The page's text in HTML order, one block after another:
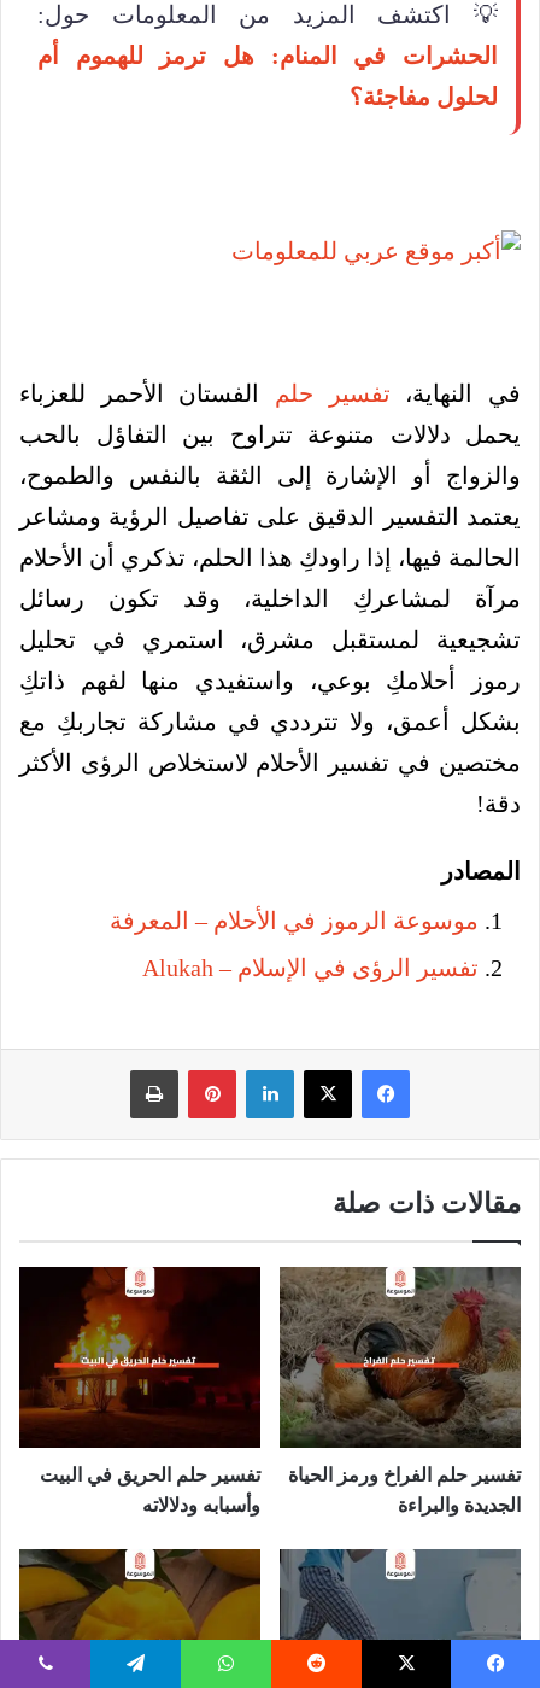
💡 اكتشف المزيد من المعلومات حول:
الحشرات في المنام: هل ترمز للهموم أم
لحلول مفاجئة؟
في النهاية، تفسير حلم الفستان الأحمر للعزباء
يحمل دلالات متنوعة تتراوح بين التفاؤل بالحب
والزواج أو الإشارة إلى الثقة بالنفس والطموح،
يعتمد التفسير الدقيق على تفاصيل الرؤية ومشاعر
الحالمة فيها، إذا راودكِ هذا الحلم، تذكري أن الأحلام
مرآة لمشاعركِ الداخلية، وقد تكون رسائل
تشجيعية لمستقبل مشرق، استمري في تحليل
رموز أحلامكِ بوعي، واستفيدي منها لفهم ذاتكِ
بشكل أعمق، ولا تترددي في مشاركة تجاربكِ مع
مختصين في تفسير الأحلام لاستخلاص الرؤى الأكثر
دقة!
المصادر
موسوعة الرموز في الأحلام – المعرفة
تفسير الرؤى في الإسلام – Alukah
فيسبوك لينكدإن بينتيريست
مقالات ذات صلة
تفسير حلم الفراخ ورمز الحياة
الجديدة والبراءة
تفسير حلم الحريق في البيت
وأسبابه ودلالاته